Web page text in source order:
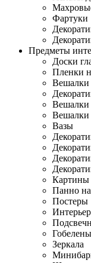
Фартуки
Предметы
Доски
Пленки
Вешалки
Вешалки
Вешалки
Вазы
Картины
Панно
Постеры
Гобелены
Зеркала